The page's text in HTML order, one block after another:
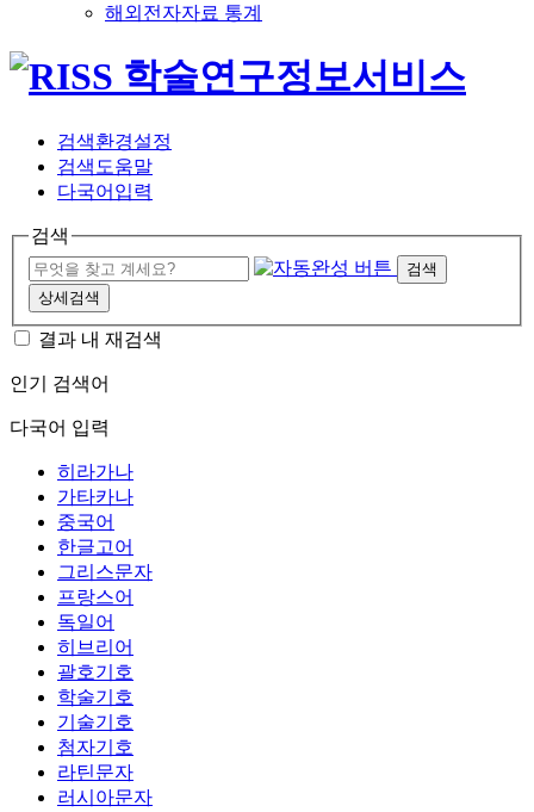
해외전자자료 통계
검색환경설정
검색도움말
다국어입력
검색
검색
상세검색
결과 내 재검색
인기 검색어
다국어 입력
히라가나
가타카나
중국어
한글고어
그리스문자
프랑스어
독일어
히브리어
괄호기호
학술기호
기술기호
첨자기호
라틴문자
러시아문자